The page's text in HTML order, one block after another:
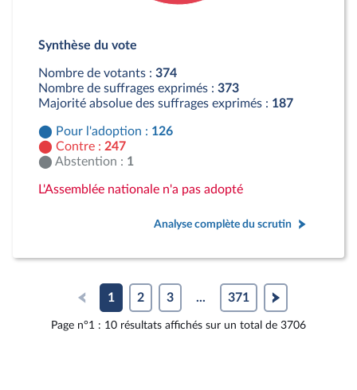
Contre : 247 députés
Synthèse du vote
Nombre de votants : 374
Nombre de suffrages exprimés : 373
Majorité absolue des suffrages exprimés : 187
Pour l'adoption : 126
Contre : 247
Abstention : 1
L'Assemblée nationale n'a pas adopté
Analyse complète du scrutin
1 2 3 ... 371
Page n°1 : 10 résultats affichés sur un total de 3706